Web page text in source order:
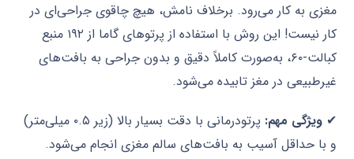
مغزی به کار می‌رود. برخلاف نامش، هیچ چاقوی جراحی‌ای در
کار نیست! این روش با استفاده از پرتوهای گاما از ۱۹۲ منبع
کبالت-۶۰، به‌صورت کاملاً دقیق و بدون جراحی به بافت‌های
غیرطبیعی در مغز تابیده می‌شود.
✔ویژگی مهم:
پرتودرمانی با دقت بسیار بالا (زیر ۰.۵ میلی‌متر)
و با حداقل آسیب به بافت‌های سالم مغزی انجام می‌شود.